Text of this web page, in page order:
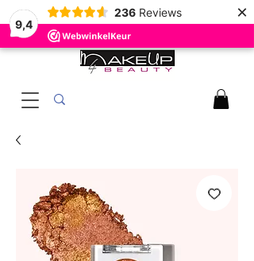
9,4
236 Reviews ×